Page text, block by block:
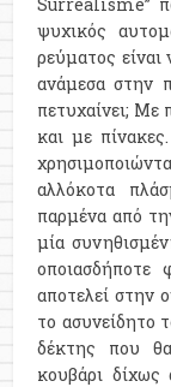
ψυχικός
ρεύματος είναι
ανάμεσα στην
πετυχαίνει; Με
και με
αλλόκοτα
παρμένα από
μία
αποτελεί στην
το ασυνείδητο
δέκτης που θα
κουβάρι